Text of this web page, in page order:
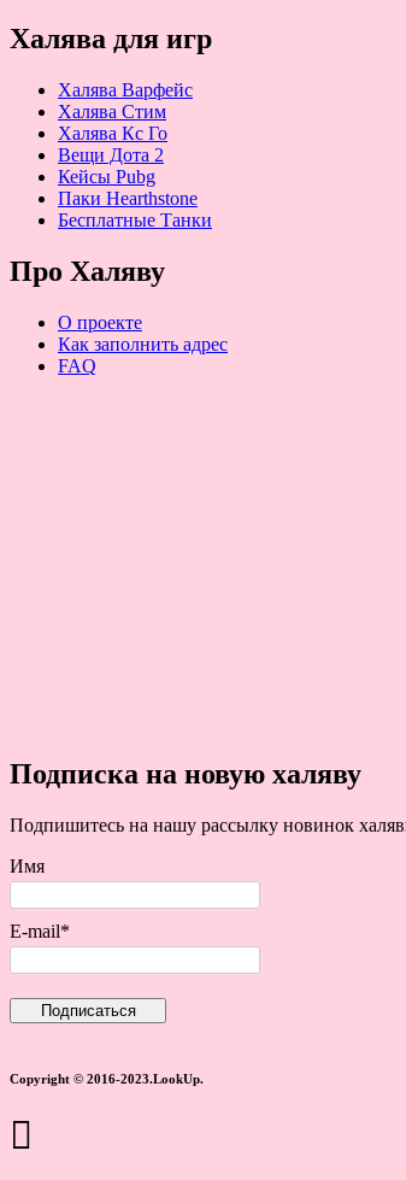
Халява для игр
Халява Варфейс
Халява Стим
Халява Кс Го
Вещи Дота 2
Кейсы Pubg
Паки Hearthstone
Бесплатные Танки
Про Халяву
О проекте
Как заполнить адрес
FAQ
Подписка на новую халяву
Подпишитесь на нашу рассылку новинок
Имя
E-mail*
Copyright © 2016-2023.LookUp.